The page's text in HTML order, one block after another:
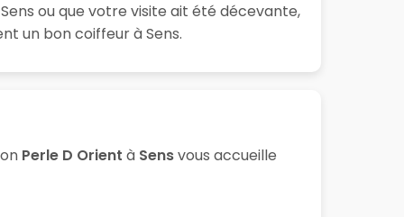
ou que votre visite ait été décevante,
un bon coiffeur à Sens.
Perle D Orient à Sensvous accueille